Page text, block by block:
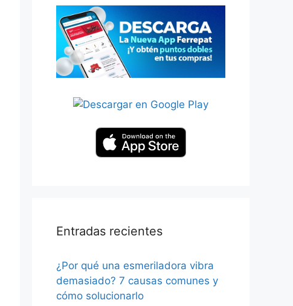
Entradas recientes
¿Por qué una esmeriladora vibra
demasiado? 7 causas comunes y
cómo solucionarlo